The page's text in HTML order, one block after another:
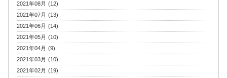
2021年08月 (12)
2021年07月 (13)
2021年06月 (14)
2021年05月 (10)
2021年04月 (9)
2021年03月 (10)
2021年02月 (19)